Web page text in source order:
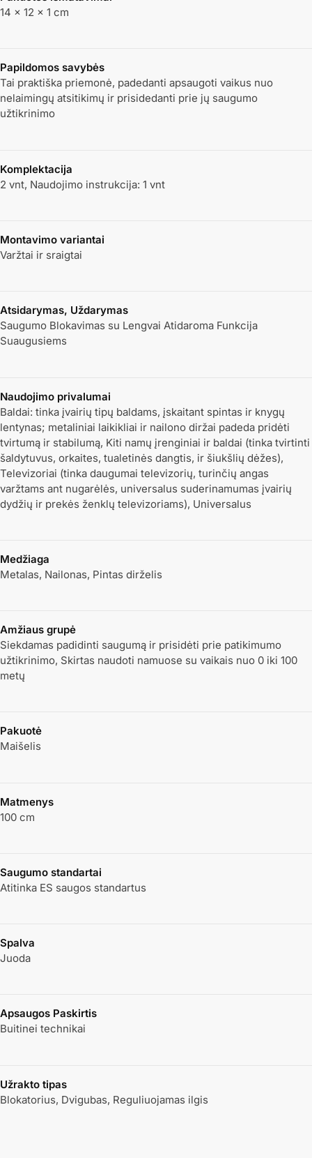
14 × 12 × 1 cm
Papildomos savybės
Tai praktiška priemonė, padedanti apsaugoti vaikus nuo
nelaimingų atsitikimų ir prisidedanti prie jų saugumo
užtikrinimo
Komplektacija
2 vnt, Naudojimo instrukcija: 1 vnt
Montavimo variantai
Varžtai ir sraigtai
Atsidarymas, Uždarymas
Saugumo Blokavimas su Lengvai Atidaroma Funkcija
Suaugusiems
Naudojimo privalumai
Baldai: tinka įvairių tipų baldams, įskaitant spintas ir knygų
lentynas; metaliniai laikikliai ir nailono diržai padeda pridėti
tvirtumą ir stabilumą, Kiti namų įrenginiai ir baldai (tinka tvirtinti
šaldytuvus, orkaites, tualetinės dangtis, ir šiukšlių dėžes),
Televizoriai (tinka daugumai televizorių, turinčių angas
varžtams ant nugarėlės, universalus suderinamumas įvairių
dydžių ir prekės ženklų televizoriams), Universalus
Medžiaga
Metalas, Nailonas, Pintas dirželis
Amžiaus grupė
Siekdamas padidinti saugumą ir prisidėti prie patikimumo
užtikrinimo, Skirtas naudoti namuose su vaikais nuo 0 iki 100
metų
Pakuotė
Maišelis
Matmenys
100 cm
Saugumo standartai
Atitinka ES saugos standartus
Spalva
Juoda
Apsaugos Paskirtis
Buitinei technikai
Užrakto tipas
Blokatorius, Dvigubas, Reguliuojamas ilgis